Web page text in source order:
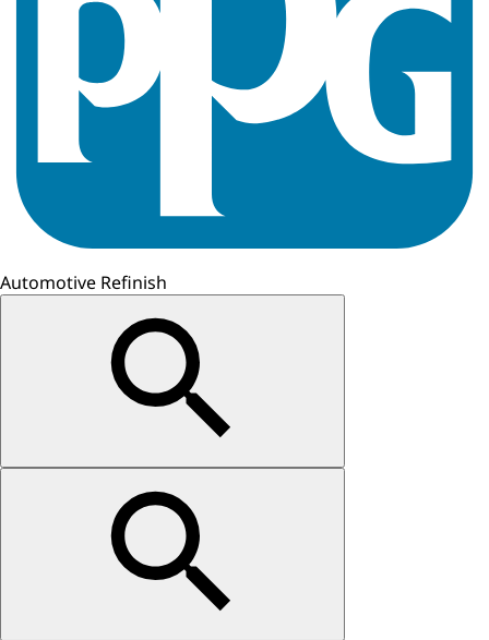
Automotive Refinish